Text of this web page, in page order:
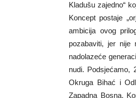
Kladušu zajedno“
Koncept postaje
ambicija ovog
pozabaviti, jer
nadolazeće
nudi. Podsjećamo,
Okruga Bihać i
Zapadna Bosna.